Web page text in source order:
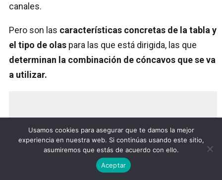
canales.
Pero son las características concretas de la tabla y
el tipo de olas para las que está dirigida, las que
determinan la combinación de cóncavos que se va
a utilizar.
Regla general
Cóncavo Simple:El flujo de agua se dirige
desde el centro de la tabla a través de las
Usamos cookies para asegurar que te damos la mejor
experiencia en nuestra web. Si continúas usando este sitio,
asumiremos que estás de acuerdo con ello.
Aceptar